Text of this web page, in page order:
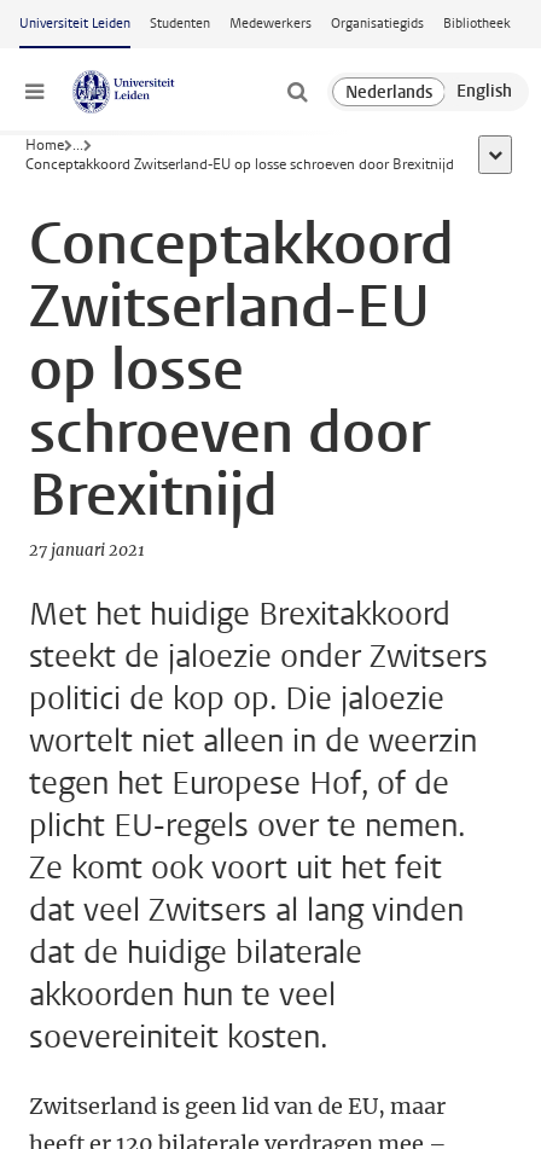
Ga naar hoofdinhoud
Universiteit Leiden Studenten Medewerkers Organisatiegids Bibliotheek
Menu
Home ...
Conceptakkoord Zwitserland-EU op losse schroeven door Brexitnijd
toon
Conceptakkoord
Zwitserland-EU
op losse
schroeven door
Brexitnijd
27 januari 2021
Met het huidige Brexitakkoord
steekt de jaloezie onder Zwitsers
politici de kop op. Die jaloezie
wortelt niet alleen in de weerzin
tegen het Europese Hof, of de
plicht EU-regels over te nemen.
Ze komt ook voort uit het feit
dat veel Zwitsers al lang vinden
dat de huidige bilaterale
akkoorden hun te veel
soevereiniteit kosten.
Zwitserland is geen lidvande EU, maar